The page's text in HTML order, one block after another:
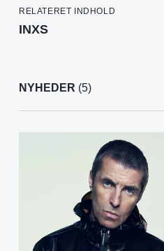
RELATERET INDHOLD
INXS
NYHEDER (5)